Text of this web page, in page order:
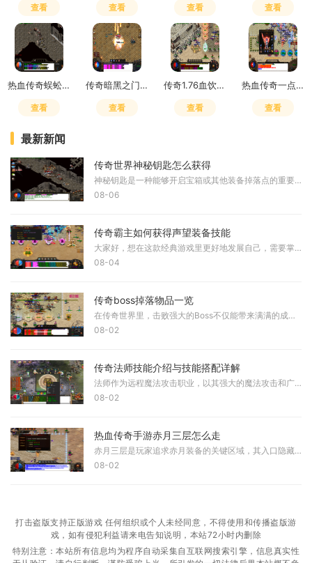
查看 查看 查看 查看
热血传奇蜈蚣洞未知暗殿怎么走
查看
传奇暗黑之门真灵法宝
查看
传奇1.76血饮哪里打
查看
热血传奇一点攻击力影响大吗
查看
最新新闻
传奇世界神秘钥匙怎么获得
神秘钥匙是一种能够开启宝箱或其他装备掉落点的重要道具，获取途径具有多样性。玩家可以通过完成特定任务来获得神秘钥匙，这类任务通常由游戏中的特定NPC提供，需要前往指定地
08-06
传奇霸主如何获得声望装备技能
大家好，想在这款经典游戏里更好地发展自己，需要掌握声望、装备和技能的获取途径。在游戏里咱们可以通过很多方式来积累声望。比如神龙神域的货运任务每天可以免费押镖，如果
08-04
传奇boss掉落物品一览
在传奇世界里，击败强大的Boss不仅能带来满满的成就感，还能收获各种稀有装备和材料。这些珍贵的掉落可是提升咱们实力的重要途径，包括高级装备、珍贵材料、稀有道具和技能书等
08-02
传奇法师技能介绍与技能搭配详解
法师作为远程魔法攻击职业，以其强大的魔法攻击和广阔的攻击范围在游戏中占据重要地位，掌握法师的技能体系对于玩家提升战斗效率具有重要作用。法师的技能主要分为普通技能、
08-02
热血传奇手游赤月三层怎么走
赤月三层是玩家追求赤月装备的关键区域，其入口隐藏较深，需通过白日门与丛林迷宫逐步深入。白日门作为起点，玩家需在此处找到通往丛林迷宫的入口，并依次穿越迷宫的两个层级
08-02
打击盗版支持正版游戏 任何组织或个人未经同意，不得使用和传播盗版游
戏，如有侵犯利益请来电告知说明，本站72小时内删除
特别注意：本站所有信息均为程序自动采集自互联网搜索引擎，信息真实性